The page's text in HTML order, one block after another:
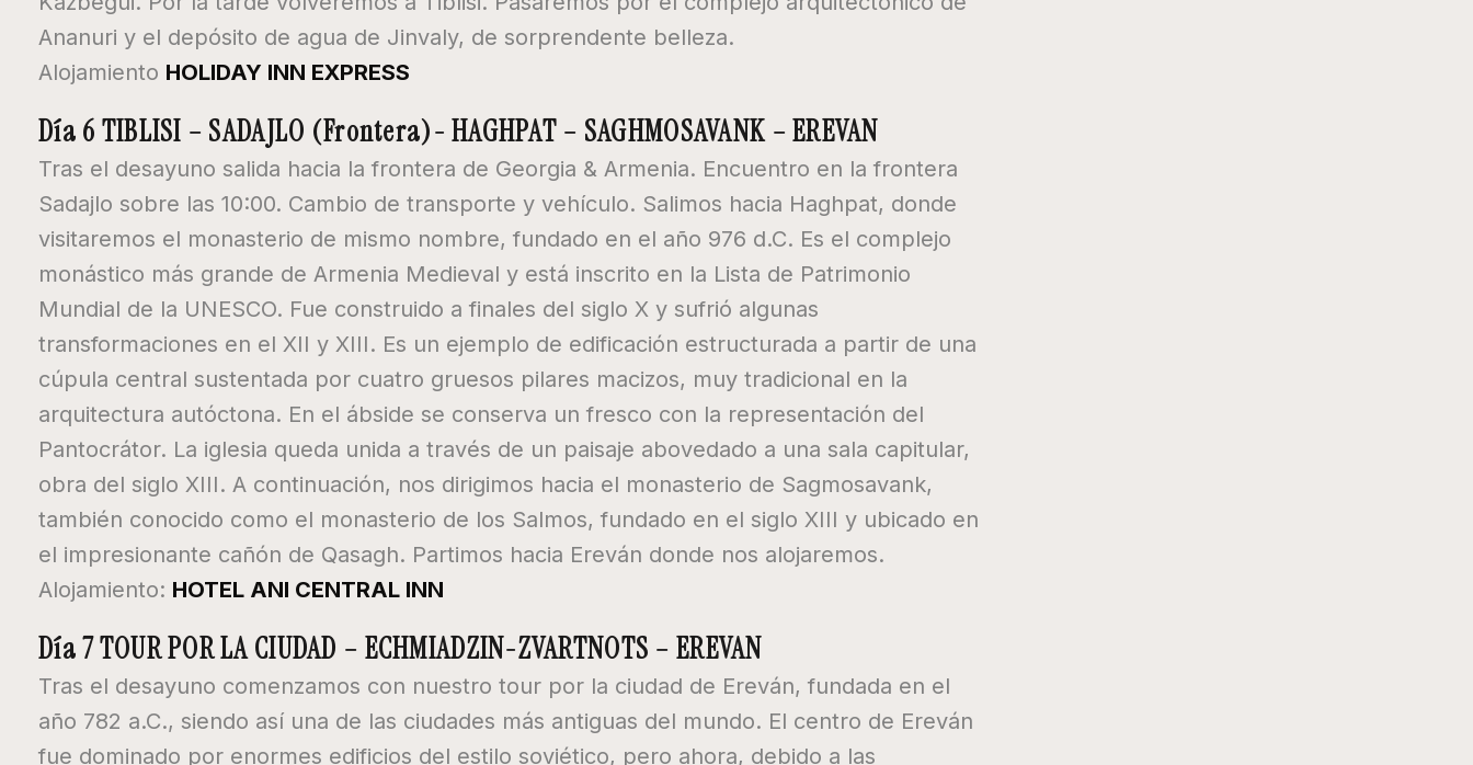
Ananuri y el depósito de agua de Jinvaly, de sorprendente belleza.
Alojamiento HOLIDAY INN EXPRESS
Día 6 TIBLISI – SADAJLO (Frontera)- HAGHPAT – SAGHMOSAVANK – EREVAN
Tras el desayuno salida hacia la frontera de Georgia & Armenia. Encuentro en la frontera
Sadajlo sobre las 10:00. Cambio de transporte y vehículo. Salimos hacia Haghpat, donde
visitaremos el monasterio de mismo nombre, fundado en el año 976 d.C. Es el complejo
monástico más grande de Armenia Medieval y está inscrito en la Lista de Patrimonio
Mundial de la UNESCO. Fue construido a finales del siglo X y sufrió algunas
transformaciones en el XII y XIII. Es un ejemplo de edificación estructurada a partir de una
cúpula central sustentada por cuatro gruesos pilares macizos, muy tradicional en la
arquitectura autóctona. En el ábside se conserva un fresco con la representación del
Pantocrátor. La iglesia queda unida a través de un paisaje abovedado a una sala capitular,
obra del siglo XIII. A continuación, nos dirigimos hacia el monasterio de Sagmosavank,
también conocido como el monasterio de los Salmos, fundado en el siglo XIII y ubicado en
el impresionante cañón de Qasagh. Partimos hacia Ereván donde nos alojaremos.
Alojamiento: HOTEL ANI CENTRAL INN
Día 7 TOUR POR LA CIUDAD – ECHMIADZIN-ZVARTNOTS – EREVAN
Tras el desayuno comenzamos con nuestro tour por la ciudad de Ereván, fundada en el
año 782 a.C., siendo así una de las ciudades más antiguas del mundo. El centro de Ereván
fue dominado por enormes edificios del estilo soviético, pero ahora, debido a las